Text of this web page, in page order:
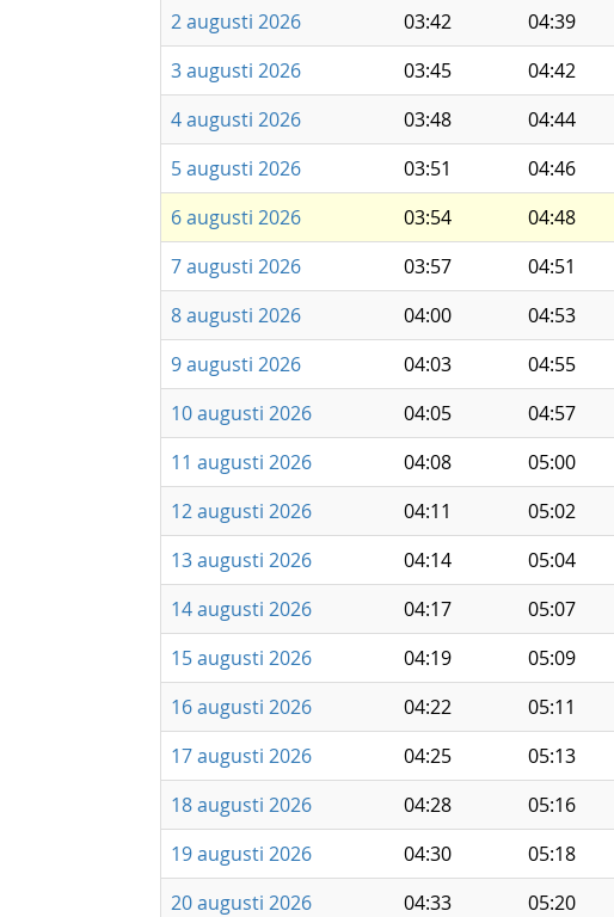
2 augusti 2026
03:42 04:39
3 augusti 2026
03:45 04:42
4 augusti 2026
03:48 04:44
5 augusti 2026
03:51 04:46
6 augusti 2026
03:54 04:48
7 augusti 2026
03:57 04:51
8 augusti 2026
04:00 04:53
9 augusti 2026
04:03 04:55
10 augusti 2026
04:05 04:57
11 augusti 2026
04:08 05:00
12 augusti 2026
04:11 05:02
13 augusti 2026
04:14 05:04
14 augusti 2026
04:17 05:07
15 augusti 2026
04:19 05:09
16 augusti 2026
04:22 05:11
17 augusti 2026
04:25 05:13
18 augusti 2026
04:28 05:16
19 augusti 2026
04:30 05:18
20 augusti 2026
04:33 05:20